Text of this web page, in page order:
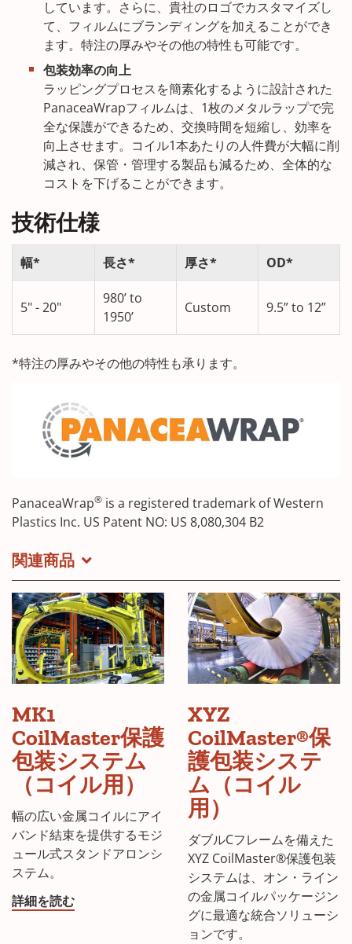
しています。さらに、貴社のロゴでカスタマイズし
て、フィルムにブランディングを加えることができ
ます。特注の厚みやその他の特性も可能です。
包装効率の向上
ラッピングプロセスを簡素化するように設計された
PanaceaWrapフィルムは、1枚のメタルラップで完
全な保護ができるため、交換時間を短縮し、効率を
向上させます。コイル1本あたりの人件費が大幅に削
減され、保管・管理する製品も減るため、全体的な
コストを下げることができます。
技術仕様
幅* 長さ* 厚さ* OD*
5" - 20"
980’ to
1950’
Custom 9.5” to 12”
*特注の厚みやその他の特性も承ります。
PanaceaWrap® is a registered trademark of Western
Plastics Inc. US Patent NO: US 8,080,304 B2
関連商品
MK1
CoilMaster保護
包装システム
（コイル用）
幅の広い金属コイルにアイ
バンド結束を提供するモジ
ュール式スタンドアロンシ
ステム。
詳細を読む
XYZ
CoilMaster®保
護包装システ
ム（コイル
用）
ダブルCフレームを備えた
XYZ CoilMaster®保護包装
システムは、オン・ライン
の金属コイルパッケージン
グに最適な統合ソリューシ
ョンです。